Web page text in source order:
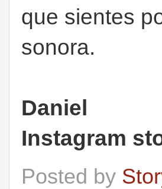
que sientes
sonora.
Daniel
Instagram
Posted by